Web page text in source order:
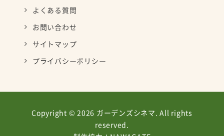
よくある質問
お問い合わせ
サイトマップ
プライバシーポリシー
Copyright © 2026 ガーデンズシネマ. All rights
reserved.